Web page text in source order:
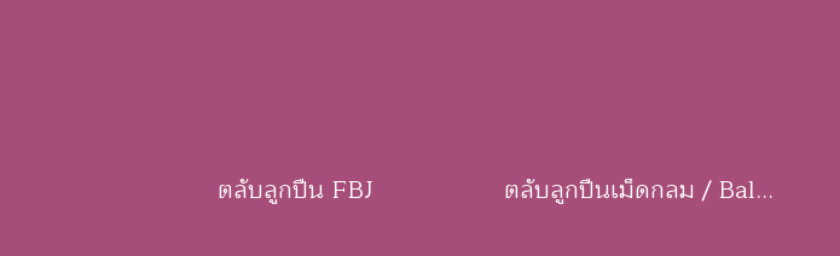
ตลับลูกปืน FBJ ตลับลูกปืนเม็ดกลม / Ball Bearings